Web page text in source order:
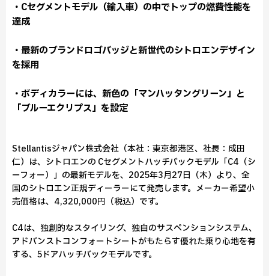
・Cセグメントモデル（輸入車）の中でトップの燃費性能を
達成
・最新のブランドロゴバッジと新世代のシトロエンデザイン
を採用
・ボディカラーには、新色の「マンハッタングリーン」と
「ブルーエクリプス」を設定
Stellantisジャパン株式会社（本社：東京都港区、社長：成田
仁）は、シトロエンの Cセグメントハッチバックモデル「C4（シ
ーフォー）」の最新モデルを、2025年3月27日（木）より、全
国のシトロエン正規ディーラーにて発売します。メーカー希望小
売価格は、4,320,000円（税込）です。
C4は、独創的なスタイリング、独自のサスペンションシステム、
アドバンストコンフォートシートがもたらす優れた乗り心地を有
する、5ドアハッチバックモデルです。